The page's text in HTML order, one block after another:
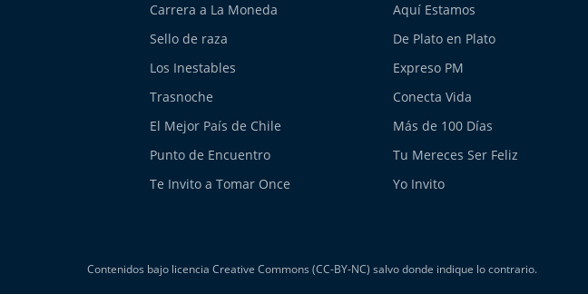
Carrera a La Moneda
Aquí Estamos
Sello de raza
De Plato en Plato
Los Inestables
Expreso PM
Trasnoche
Conecta Vida
El Mejor País de Chile
Más de 100 Días
Punto de Encuentro
Tu Mereces Ser Feliz
Te Invito a Tomar Once
Yo Invito
Contenidos bajo licencia Creative Commons (CC-BY-NC) salvo donde indique lo contrario.